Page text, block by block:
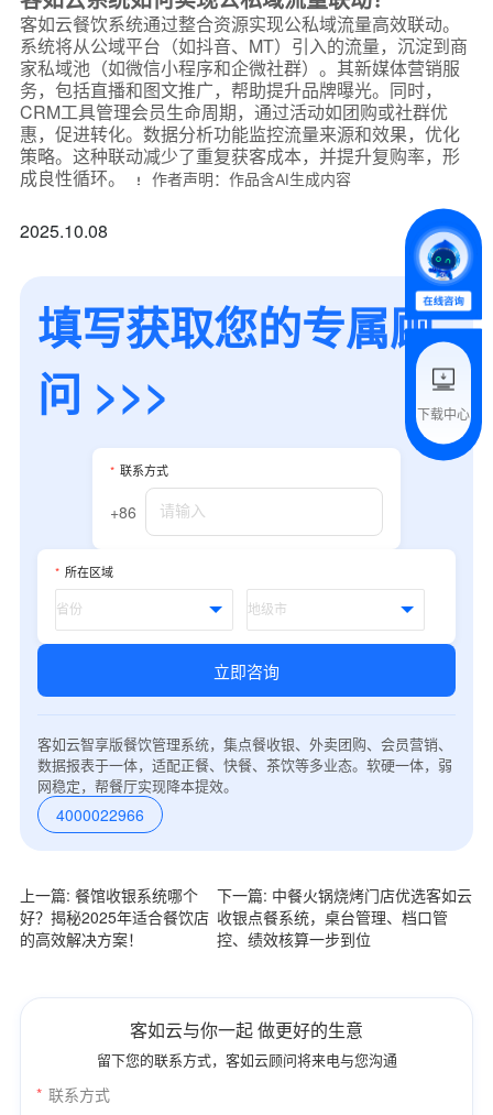
客如云餐饮系统通过整合资源实现公私域流量高效联动。
系统将从公域平台（如抖音、MT）引入的流量，沉淀到商
家私域池（如微信小程序和企微社群）。其新媒体营销服
务，包括直播和图文推广，帮助提升品牌曝光。同时，
CRM工具管理会员生命周期，通过活动如团购或社群优
惠，促进转化。数据分析功能监控流量来源和效果，优化
策略。这种联动减少了重复获客成本，并提升复购率，形
成良性循环。
作者声明：作品含AI生成内容
2025.10.08
填写获取您的专属顾
问 >>>
* 联系方式
+86
* 所在区域
立即咨询
客如云智享版餐饮管理系统，集点餐收银、外卖团购、会员营销、
数据报表于一体，适配正餐、快餐、茶饮等多业态。软硬一体，弱
网稳定，帮餐厅实现降本提效。
4000022966
上一篇: 餐馆收银系统哪个
好？揭秘2025年适合餐饮店
的高效解决方案！
下一篇: 中餐火锅烧烤门店优选客如云
收银点餐系统，桌台管理、档口管
控、绩效核算一步到位
客如云与你一起 做更好的生意
留下您的联系方式，客如云顾问将来电与您沟通
* 联系方式
下载中心
* 联系方式
+86
*所属业态
附加留言
我是老客户，了解最新优惠